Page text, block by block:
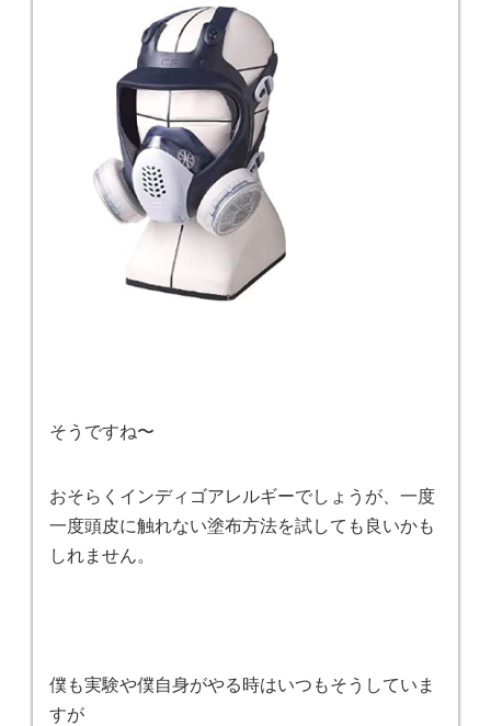
そうですね〜
おそらくインディゴアレルギーでしょうが、一度
一度頭皮に触れない塗布方法を試しても良いかも
しれません。
僕も実験や僕自身がやる時はいつもそうしていま
すが